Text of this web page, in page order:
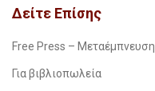
Δείτε Επίσης
Free Press – Μεταέμπνευση
Για βιβλιοπωλεία